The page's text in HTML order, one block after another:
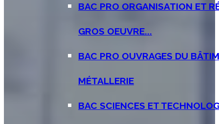
BAC PRO ORGANISATION ET
GROS OEUVRE...
BAC PRO OUVRAGES DU
MÉTALLERIE
BAC SCIENCES ET